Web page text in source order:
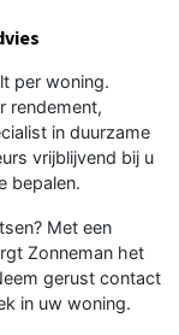
per woning.
rendement,
in duurzame
vrijblijvend bij u
bepalen.
Met een
Zonneman het
gerust contact
in uw woning.